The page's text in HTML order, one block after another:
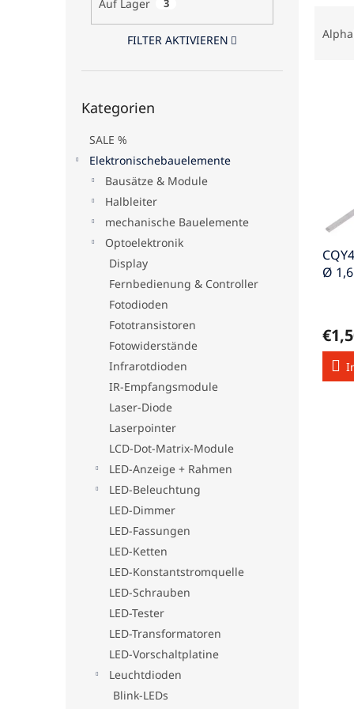
Auf Lager 3
FILTER AKTIVIEREN
überspringen
Kategorien
SALE %
Elektronischebauelemente
Bausätze & Module
Halbleiter
mechanische Bauelemente
Optoelektronik
Display
Fernbedienung & Controller
Fotodioden
Fototransistoren
Fotowiderstände
Infrarotdioden
IR-Empfangsmodule
Laser-Diode
Laserpointer
LCD-Dot-Matrix-Module
LED-Anzeige + Rahmen
LED-Beleuchtung
LED-Dimmer
LED-Fassungen
LED-Ketten
LED-Konstantstromquelle
LED-Schrauben
LED-Tester
LED-Transformatoren
LED-Vorschaltplatine
Leuchtdioden
Blink-LEDs
Ø